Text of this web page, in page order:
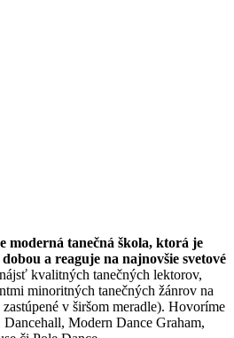
moderná tanečná škola, ktorá je
a reaguje na najnovšie svetové
kvalitných tanečných lektorov,
minoritných tanečných žánrov na
v širšom meradle). Hovoríme
Modern Dance Graham,